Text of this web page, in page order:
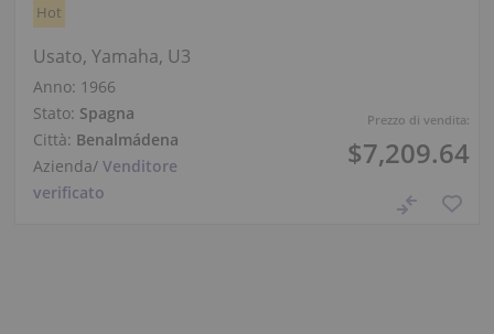
Prezzo di vendita:
$7,209.64
Hot
Usato, Yamaha, U3
Anno: 1966
Stato: Spagna
Città: Benalmádena
Azienda/ Venditore
verificato